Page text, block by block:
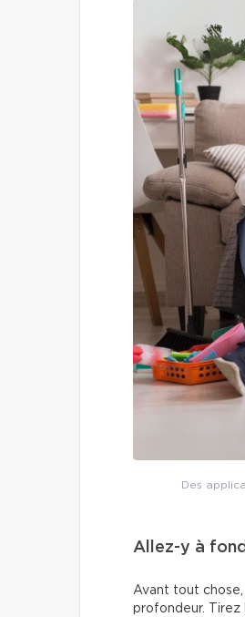
Des
Allez-y à
Avant tout chose,
profondeur. Tirez